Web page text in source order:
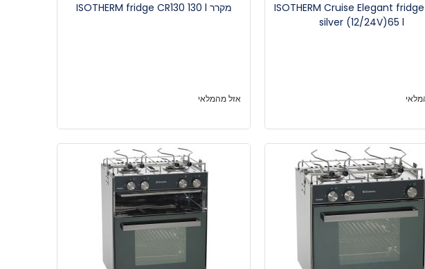
מקרר ISOTHERM Cruise Elegant fridge
silver (12/24V)65 l
מקרר ISOTHERM fridge CR130 130 l
אזל מהמלאי